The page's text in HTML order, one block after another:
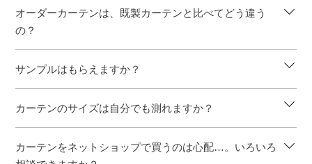
オーダーカーテンは、既製カーテンと比べてどう違う
の？
サンプルはもらえますか？
カーテンのサイズは自分でも測れますか？
カーテンをネットショップで買うのは心配…。いろいろ